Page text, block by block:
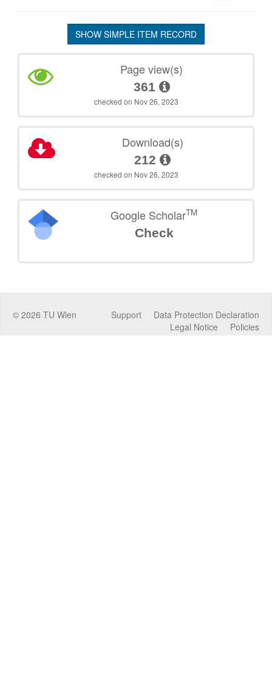
SHOW SIMPLE ITEM RECORD
Page view(s)
361
checked on Nov 26, 2023
Download(s)
212
checked on Nov 26, 2023
Google ScholarTM
Check
© 2026 TU Wien Data Protection Declaration
Support
Policies
Legal Notice